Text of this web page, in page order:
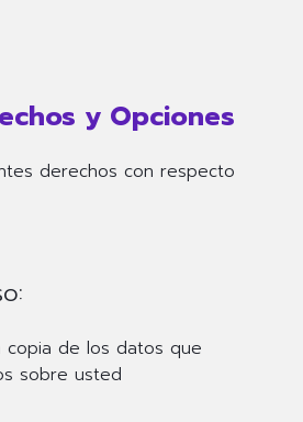
y Opciones
derechos con respecto
copia de los datos que
sobre usted